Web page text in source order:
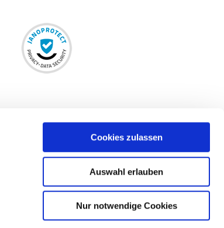
Cookies zulassen
Auswahl erlauben
Nur notwendige Cookies